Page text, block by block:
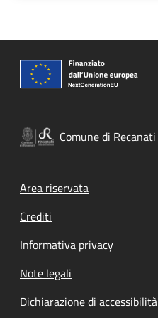
Comune di Recanati
Footer menu
Area riservata
Crediti
Informativa privacy
Note legali
Dichiarazione di accessibilità